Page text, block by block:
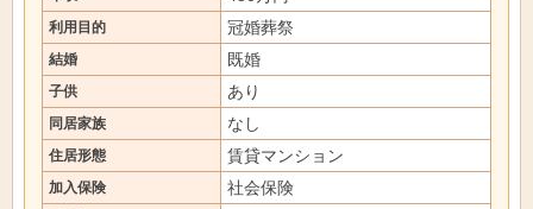
利用目的 冠婚葬祭
結婚 既婚
子供 あり
同居家族 なし
住居形態 賃貸マンション
加入保険 社会保険